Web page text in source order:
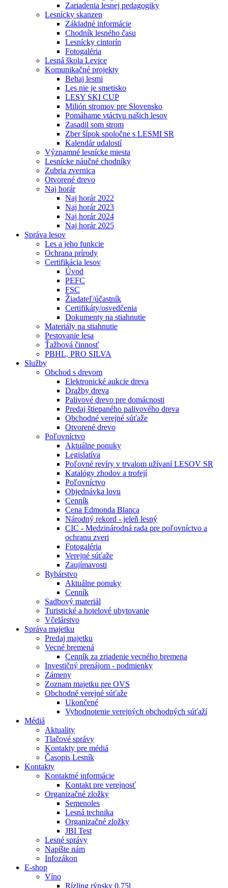
Zariadenia lesnej pedagogiky
Lesnícky skanzen
Základné informácie
Chodník lesného času
Lesnícky cintorín
Fotogaléria
Lesná škola Levice
Komunikačné projekty
Behaj lesmi
Les nie je smetisko
LESY SKI CUP
Milión stromov pre Slovensko
Pomáhame vtáctvu našich lesov
Zasadil som strom
Zber šípok spoločne s LESMI SR
Kalendár udalostí
Významné lesnícke miesta
Lesnícke náučné chodníky
Zubria zvernica
Otvorené drevo
Naj horár
Naj horár 2022
Naj horár 2023
Naj horár 2024
Naj horár 2025
Správa lesov
Les a jeho funkcie
Ochrana prírody
Certifikácia lesov
Úvod
PEFC
FSC
Žiadateľ/účastník
Certifikáty/osvedčenia
Dokumenty na stiahnutie
Materiály na stiahnutie
Pestovanie lesa
Ťažbová činnosť
PBHL, PRO SILVA
Služby
Obchod s drevom
Elektronické aukcie dreva
Dražby dreva
Palivové drevo pre domácnosti
Predaj štiepaného palivového dreva
Obchodné verejné súťaže
Otvorené drevo
Poľovníctvo
Aktuálne ponuky
Legislatíva
Poľovné revíry v trvalom užívaní LESOV SR
Katalógy zhodov a trofejí
Poľovníctvo
Objednávka lovu
Cenník
Cena Edmonda Blanca
Národný rekord - jeleň lesný
CIC - Medzinárodná rada pre poľovníctvo a
ochranu zveri
Fotogaléria
Verejné súťaže
Zaujímavosti
Rybárstvo
Aktuálne ponuky
Cenník
Sadbový materiál
Turistické a hotelové ubytovanie
Včelárstvo
Správa majetku
Predaj majetku
Vecné bremená
Cenník za zriadenie vecného bremena
Investičný prenájom - podmienky
Zámeny
Zoznam majetku pre OVS
Obchodné verejné súťaže
Ukončené
Vyhodnotenie verejných obchodných súťaží
Médiá
Aktuality
Tlačové správy
Kontakty pre médiá
Časopis Lesník
Kontakty
Kontaktné informácie
Kontakt pre verejnosť
Organizačné zložky
Semenoles
Lesná technika
Organizačné zložky
JBI Test
Lesné správy
Napíšte nám
Infozákon
E-shop
Víno
Rízling rýnsky 0,75l